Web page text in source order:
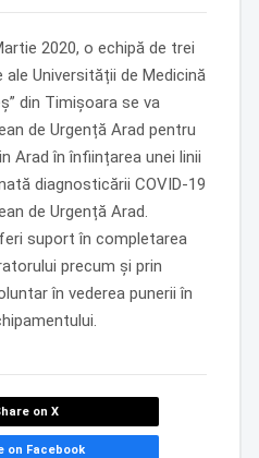
2020, o echipă de trei
Universității de Medicină
din Timișoara se va
de Urgență Arad pentru
Arad în înființarea unei linii
diagnosticării COVID-19
de Urgență Arad.
suport în completarea
precum și prin
în vederea punerii în
on X
on Facebook